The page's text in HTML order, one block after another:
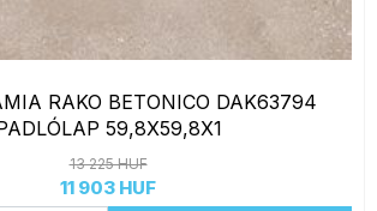
RAKO BETONICO DAK63794
59,8X59,8X1
13 225 HUF
11 903 HUF